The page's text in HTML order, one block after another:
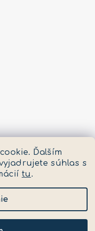
Ďalším
súhlas s
tu .
práva vyhradené.
cookies